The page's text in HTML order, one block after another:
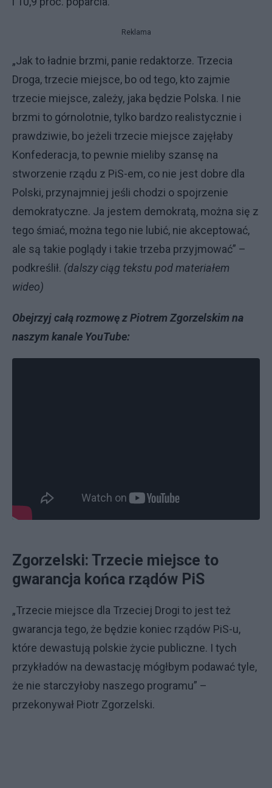
Reklama
„Jak to ładnie brzmi, panie redaktorze. Trzecia
Droga, trzecie miejsce, bo od tego, kto zajmie
trzecie miejsce, zależy, jaka będzie Polska. I nie
brzmi to górnolotnie, tylko bardzo realistycznie i
prawdziwie, bo jeżeli trzecie miejsce zajęłaby
Konfederacja, to pewnie mieliby szansę na
stworzenie rządu z PiS-em, co nie jest dobre dla
Polski, przynajmniej jeśli chodzi o spojrzenie
demokratyczne. Ja jestem demokratą, można się z
tego śmiać, można tego nie lubić, nie akceptować,
ale są takie poglądy i takie trzeba przyjmować” –
podkreślił. (dalszy ciąg tekstu pod materiałem
wideo)
Obejrzyj całą rozmowę z Piotrem Zgorzelskim na
naszym kanale YouTube:
Zgorzelski: Trzecie miejsce to
gwarancja końca rządów PiS
„Trzecie miejsce dla Trzeciej Drogi to jest też
gwarancja tego, że będzie koniec rządów PiS-u,
które dewastują polskie życie publiczne. I tych
przykładów na dewastację mógłbym podawać tyle,
że nie starczyłoby naszego programu” –
przekonywał Piotr Zgorzelski.